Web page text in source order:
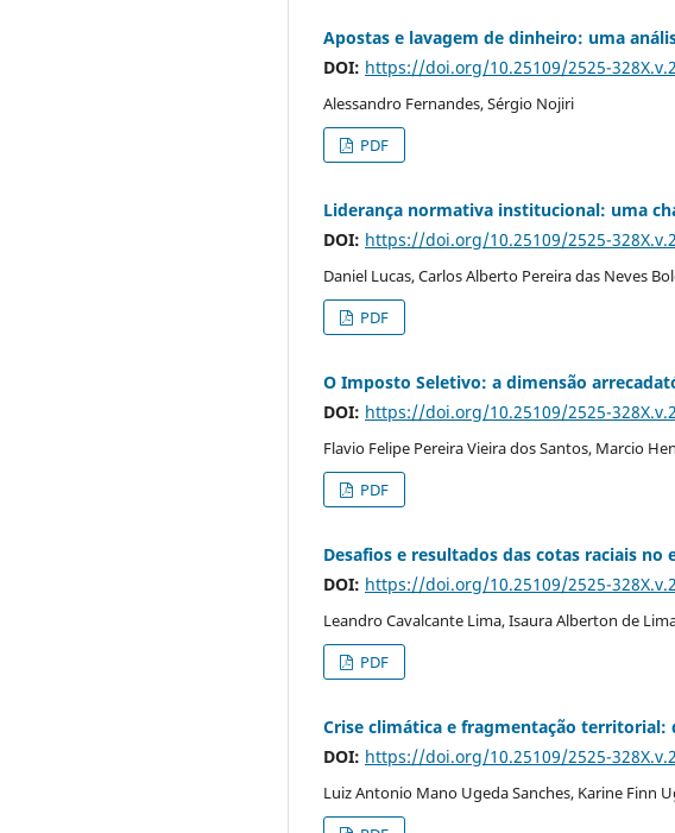
Apostas e lavagem de dinheiro: uma
DOI: https://doi.org/10.25109/2525-
Alessandro Fernandes, Sérgio Nojiri
PDF
Liderança normativa institucional: uma
DOI: https://doi.org/10.25109/2525-
Daniel Lucas, Carlos Alberto Pereira das Neves
PDF
O Imposto Seletivo: a dimensão
DOI: https://doi.org/10.25109/2525-
Flavio Felipe Pereira Vieira dos Santos, Marcio
PDF
Desafios e resultados das cotas raciais no
DOI: https://doi.org/10.25109/2525-
Leandro Cavalcante Lima, Isaura Alberton de
PDF
Crise climática e fragmentação territorial:
DOI: https://doi.org/10.25109/2525-
Luiz Antonio Mano Ugeda Sanches, Karine Finn